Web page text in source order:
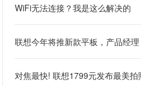
WiFi无法连接？我是这么解决的
联想今年将推新款平板，产品经
对焦最快! 联想1799元发布最美拍